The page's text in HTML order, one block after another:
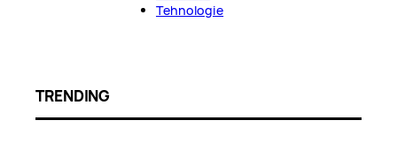
Tehnologie
TRENDING